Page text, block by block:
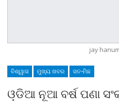
jay
ବିଶ୍ୱାସ ମୁଖ୍ୟ ଖବର ସତ-ମିଛ
ଓ଼ଡିଆ ନୂଆ ବର୍ଷ ପଣା